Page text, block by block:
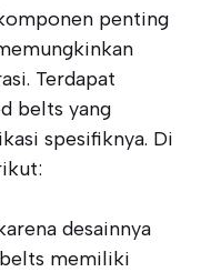
penting
Terdapat
belts yang
spesifiknya. Di
desainnya
memiliki